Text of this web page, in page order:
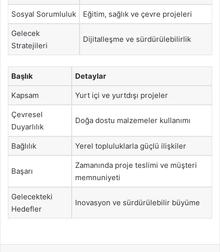
Sosyal Sorumluluk Eğitim, sağlık ve çevre projeleri
Gelecek
Stratejileri
Dijitalleşme ve sürdürülebilirlik
Başlık Detaylar
Kapsam Yurt içi ve yurtdışı projeler
Çevresel
Duyarlılık
Doğa dostu malzemeler kullanımı
Bağlılık Yerel topluluklarla güçlü ilişkiler
Başarı
Zamanında proje teslimi ve müşteri
memnuniyeti
Gelecekteki
Hedefler
Inovasyon ve sürdürülebilir büyüme